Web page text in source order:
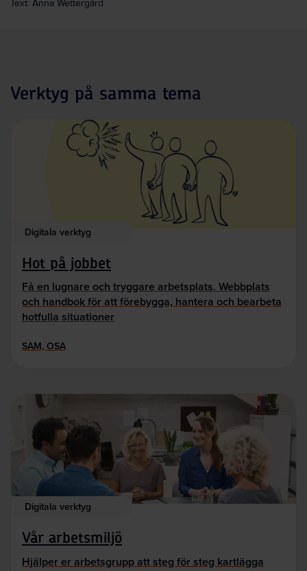
Text: Anna Wettergård
Verktyg på samma tema
Digitala verktyg
Hot på jobbet
Få en lugnare och tryggare arbetsplats. Webbplats
och handbok för att förebygga, hantera och bearbeta
hotfulla situationer
SAM, OSA
Digitala verktyg
Vår arbetsmiljö
Hjälper er arbetsgrupp att steg för steg kartlägga